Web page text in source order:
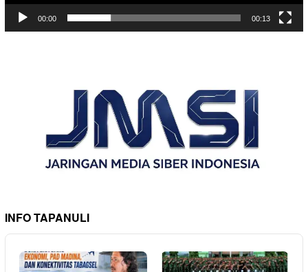
00:00 00:13
INFO TAPANULI